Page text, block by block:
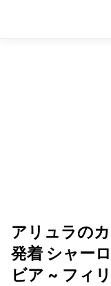
アリュラの
発着 シャー
ビア ~ フィ